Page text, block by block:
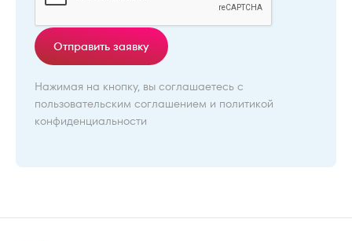
Отправить заявку
Нажимая на кнопку, вы соглашаетесь с
пользовательским соглашением и политикой
конфиденциальности